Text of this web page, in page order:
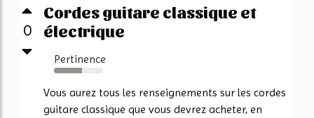
0
Cordes guitare classique et
électrique
Pertinence
57%
Vous aurez tous les renseignements sur les cordes
guitare classique que vous devrez acheter, en